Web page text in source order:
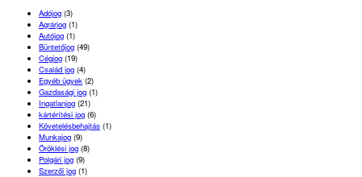
Adójog (3)
Agrárjog (1)
Autójog (1)
Büntetőjog (49)
Cégjog (19)
Család jog (4)
Egyéb ügyek (2)
Gazdasági jog (1)
Ingatlanjog (21)
kártérítési jog (6)
Követelésbehajtás (1)
Munkajog (9)
Öröklési jog (8)
Polgári jog (9)
Szerzői jog (1)